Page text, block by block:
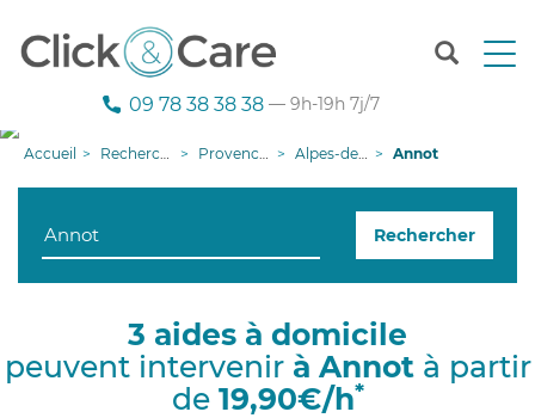
T
n
g
i
09 78 38 38 38 — 9h-19h 7j/7
Accueil Recherche aide à domicile Provence-Alpes-Côte d'Azur Alpes-de-Haute-Provence Annot
Rechercher
3 aides à domicile
peuvent intervenir à Annotà partir
de 19,90€/h*